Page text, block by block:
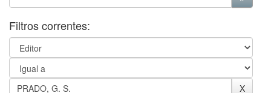
Filtros correntes: